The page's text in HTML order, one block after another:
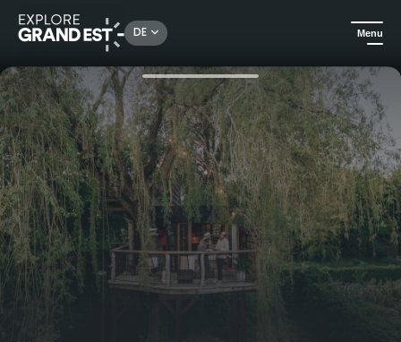
DE Menu
Sehenswertes in der Region Grand Est Entdecken Sie die Region Grand Est und ihren nachhaltigen Tourismus